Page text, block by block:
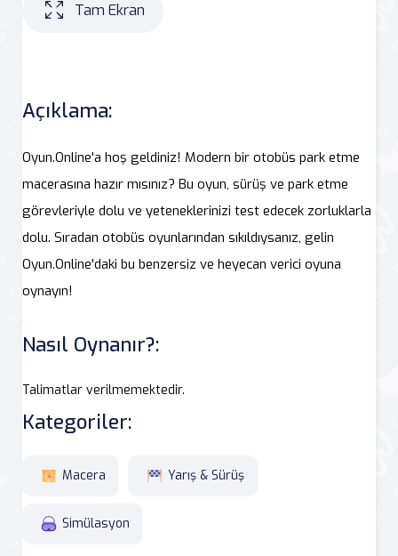
Tam Ekran
Açıklama:
Oyun.Online'a hoş geldiniz! Modern bir otobüs park etme
macerasına hazır mısınız? Bu oyun, sürüş ve park etme
görevleriyle dolu ve yeteneklerinizi test edecek zorluklarla
dolu. Sıradan otobüs oyunlarından sıkıldıysanız, gelin
Oyun.Online'daki bu benzersiz ve heyecan verici oyuna
oynayın!
Nasıl Oynanır?:
Talimatlar verilmemektedir.
Kategoriler:
Macera Yarış & Sürüş
Simülasyon